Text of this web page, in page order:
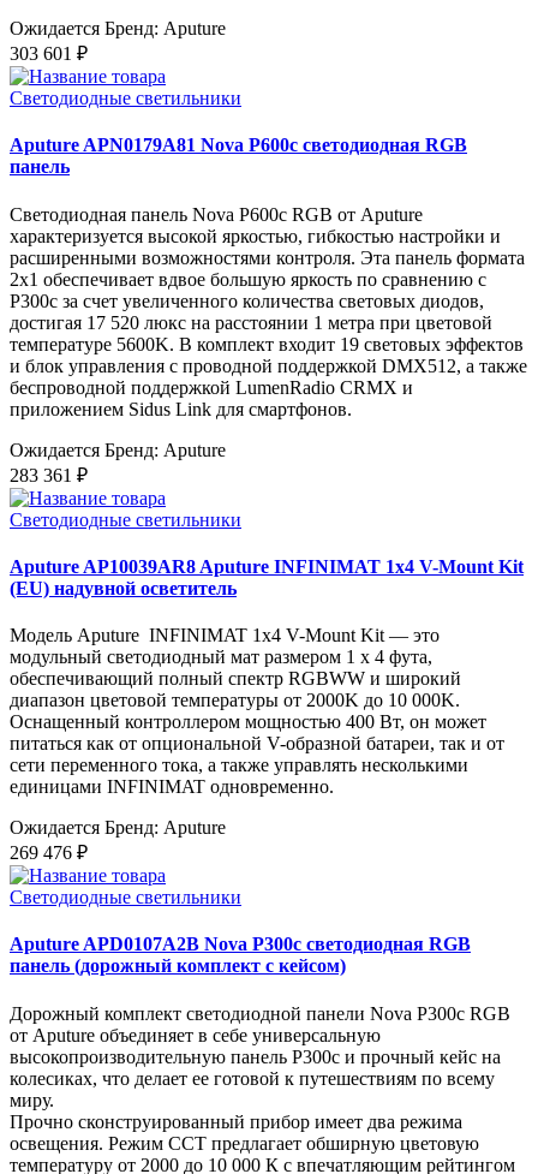
Ожидается Бренд: Aputure
303 601 ₽
Светодиодные светильники
Aputure APN0179A81 Nova P600c светодиодная RGB
панель
Светодиодная панель Nova P600c RGB от Aputure
характеризуется высокой яркостью, гибкостью настройки и
расширенными возможностями контроля. Эта панель формата
2x1 обеспечивает вдвое большую яркость по сравнению с
P300c за счет увеличенного количества световых диодов,
достигая 17 520 люкс на расстоянии 1 метра при цветовой
температуре 5600K. В комплект входит 19 световых эффектов
и блок управления с проводной поддержкой DMX512, а также
беспроводной поддержкой LumenRadio CRMX и
приложением Sidus Link для смартфонов.
Ожидается Бренд: Aputure
283 361 ₽
Светодиодные светильники
Aputure AP10039AR8 Aputure INFINIMAT 1x4 V-Mount Kit
(EU) надувной осветитель
Модель Aputure INFINIMAT 1x4 V-Mount Kit — это
модульный светодиодный мат размером 1 x 4 фута,
обеспечивающий полный спектр RGBWW и широкий
диапазон цветовой температуры от 2000K до 10 000K.
Оснащенный контроллером мощностью 400 Вт, он может
питаться как от опциональной V-образной батареи, так и от
сети переменного тока, а также управлять несколькими
единицами INFINIMAT одновременно.
Ожидается Бренд: Aputure
269 476 ₽
Светодиодные светильники
Aputure APD0107A2B Nova P300c светодиодная RGB
панель (дорожный комплект с кейсом)
Дорожный комплект светодиодной панели Nova P300c RGB
от Aputure объединяет в себе универсальную
высокопроизводительную панель P300c и прочный кейс на
колесиках, что делает ее готовой к путешествиям по всему
миру.
Прочно сконструированный прибор имеет два режима
освещения. Режим CCT предлагает обширную цветовую
температуру от 2000 до 10 000 К с впечатляющим рейтингом